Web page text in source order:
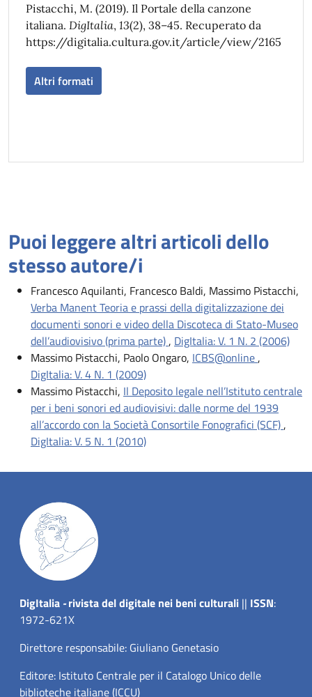
Pistacchi, M. (2019). Il Portale della canzone
italiana. DigItalia, 13(2), 38–45. Recuperato da
https://digitalia.cultura.gov.it/article/view/2165
Altri formati
Puoi leggere altri articoli dello
stesso autore/i
Francesco Aquilanti, Francesco Baldi, Massimo Pistacchi,
Verba Manent Teoria e prassi della digitalizzazione dei
documenti sonori e video della Discoteca di Stato-Museo
dell’audiovisivo (prima parte), DigItalia: V. 1 N. 2 (2006)
Massimo Pistacchi, Paolo Ongaro, ICBS@online,
DigItalia: V. 4 N. 1 (2009)
Massimo Pistacchi, Il Deposito legale nell’Istituto centrale
per i beni sonori ed audiovisivi: dalle norme del 1939
all’accordo con la Società Consortile Fonografici (SCF),
DigItalia: V. 5 N. 1 (2010)
DigItalia -rivista del digitale nei beni culturali || ISSN:
1972-621X
Direttore responsabile: Giuliano Genetasio
Editore: Istituto Centrale per il Catalogo Unico delle
biblioteche italiane (ICCU)